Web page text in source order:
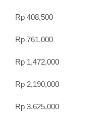
408,500
761,000
1,472,000
2,190,000
3,625,000